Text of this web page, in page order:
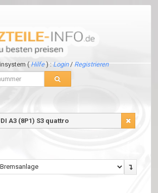
(Hilfe) :Login / Registrieren
A3 (8P1) S3 quattro